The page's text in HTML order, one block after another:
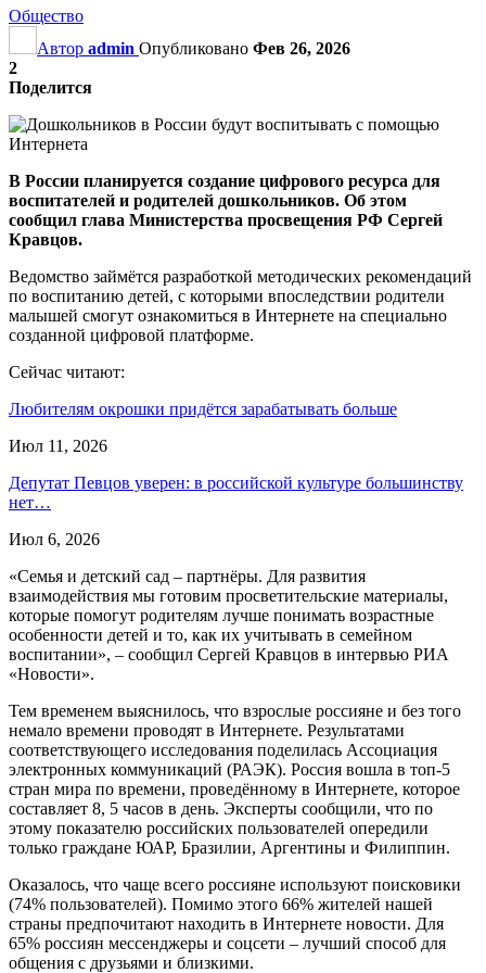
Общество
Автор admin Опубликовано Фев 26, 2026
2
Поделится
В России планируется создание цифрового ресурса для
воспитателей и родителей дошкольников. Об этом
сообщил глава Министерства просвещения РФ Сергей
Кравцов.
Ведомство займётся разработкой методических рекомендаций
по воспитанию детей, с которыми впоследствии родители
малышей смогут ознакомиться в Интернете на специально
созданной цифровой платформе.
Сейчас читают:
Любителям окрошки придётся зарабатывать больше
Июл 11, 2026
Депутат Певцов уверен: в российской культуре большинству
нет…
Июл 6, 2026
«Семья и детский сад – партнёры. Для развития
взаимодействия мы готовим просветительские материалы,
которые помогут родителям лучше понимать возрастные
особенности детей и то, как их учитывать в семейном
воспитании», – сообщил Сергей Кравцов в интервью РИА
«Новости».
Тем временем выяснилось, что взрослые россияне и без того
немало времени проводят в Интернете. Результатами
соответствующего исследования поделилась Ассоциация
электронных коммуникаций (РАЭК). Россия вошла в топ-5
стран мира по времени, проведённому в Интернете, которое
составляет 8, 5 часов в день. Эксперты сообщили, что по
этому показателю российских пользователей опередили
только граждане ЮАР, Бразилии, Аргентины и Филиппин.
Оказалось, что чаще всего россияне используют поисковики
(74% пользователей). Помимо этого 66% жителей нашей
страны предпочитают находить в Интернете новости. Для
65% россиян мессенджеры и соцсети – лучший способ для
общения с друзьями и близкими.